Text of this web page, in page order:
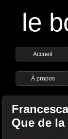
le
Accueil
À propos
Que de la